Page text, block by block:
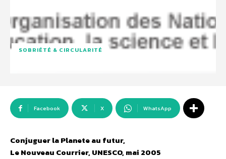
SOBRIÉTÉ & CIRCULARITÉ
Facebook X WhatsApp
Conjuguer la Planete au futur,
Le Nouveau Courrier, UNESCO, mai 2005